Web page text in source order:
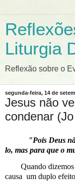
Liturgia
Reflexão sobre o
segunda-feira, 14 de
Jesus não
condenar
"Pois Deus
lo, mas para que o
Quando dizemos
causa um duplo